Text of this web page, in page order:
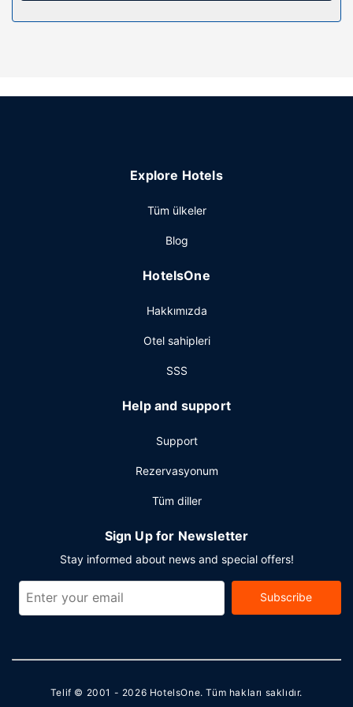
Otelin güzelliği
Explore Hotels
Tüm ülkeler
Blog
HotelsOne
Hakkımızda
Otel sahipleri
SSS
Help and support
Support
Rezervasyonum
Tüm diller
Sign Up for Newsletter
Stay informed about news and special offers!
Subscribe
Telif © 2001 - 2026 HotelsOne. Tüm hakları saklıdır.